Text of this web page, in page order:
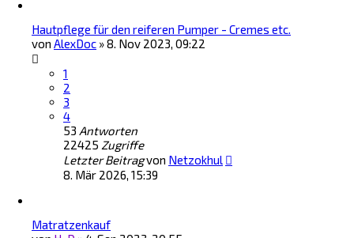
Hautpflege für den reiferen Pumper - Cremes etc.
von AlexDoc »8. Nov 2023, 09:22
1
2
3
4
53 Antworten
22425 Zugriffe
Letzter Beitragvon Netzokhul
8. Mär 2026, 15:39
Matratzenkauf